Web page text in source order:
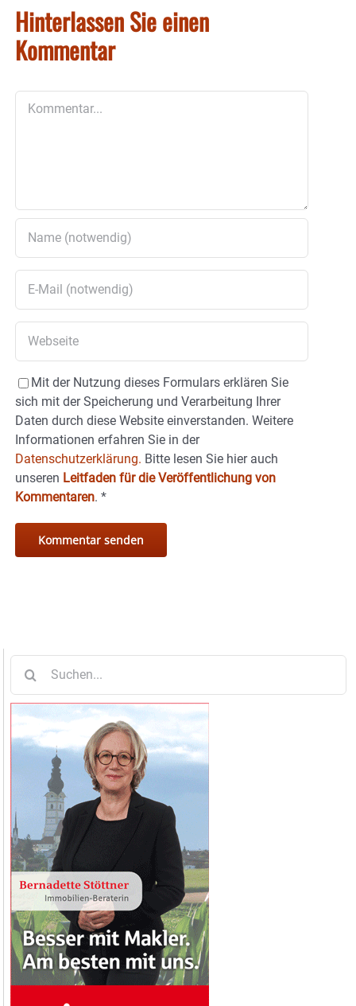
Hinterlassen Sie einen
Kommentar
Mit der Nutzung dieses Formulars erklären Sie
sich mit der Speicherung und Verarbeitung Ihrer
Daten durch diese Website einverstanden. Weitere
Informationen erfahren Sie in der
Datenschutzerklärung. Bitte lesen Sie hier auch
unseren Leitfaden für die Veröffentlichung von
Kommentaren. *
nach: